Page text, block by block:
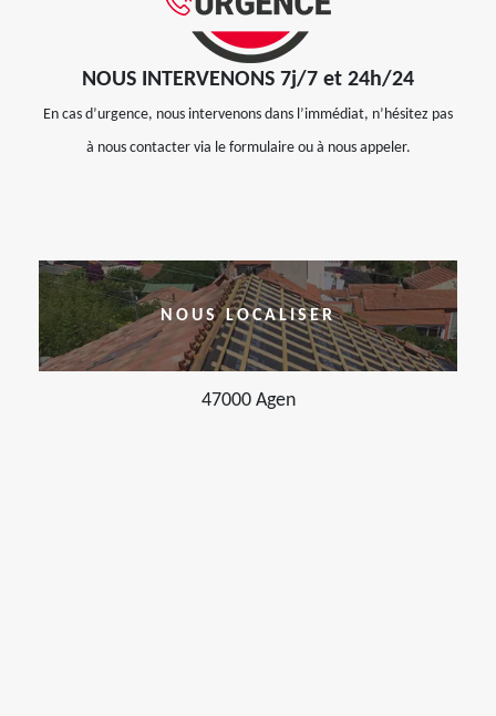
NOUS INTERVENONS 7j/7 et 24h/24
En cas d’urgence, nous intervenons dans l’immédiat, n’hésitez pas
à nous contacter via le formulaire ou à nous appeler.
NOUS LOCALISER
47000 Agen